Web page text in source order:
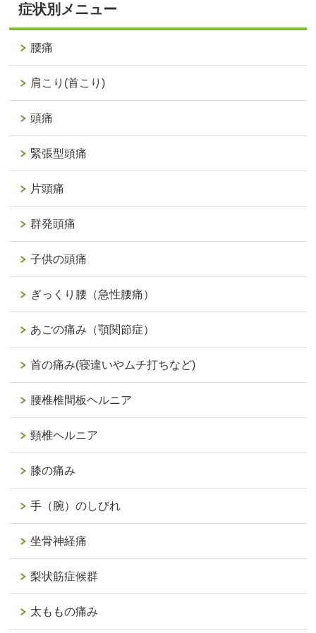
症状別メニュー
腰痛
肩こり(首こり)
頭痛
緊張型頭痛
片頭痛
群発頭痛
子供の頭痛
ぎっくり腰（急性腰痛）
あごの痛み（顎関節症）
首の痛み(寝違いやムチ打ちなど)
腰椎椎間板ヘルニア
頸椎ヘルニア
膝の痛み
手（腕）のしびれ
坐骨神経痛
梨状筋症候群
太ももの痛み